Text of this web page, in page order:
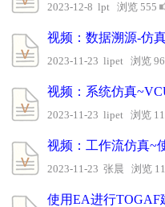
2023-12-8 lpt 浏览 555
视频：数据溯源-仿
2023-11-23 lipet 浏览
视频：系统仿真
2023-11-23 lipet 浏览
视频：工作流仿真~
2023-11-23 张晨 浏览
使用EA进行TOGAF